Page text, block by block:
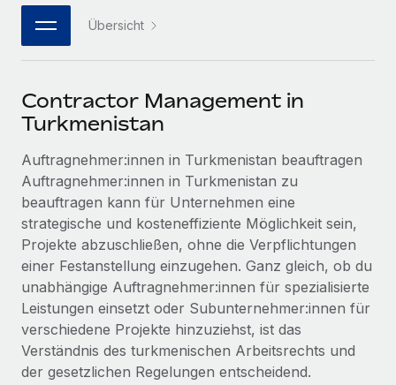
MCP
Integrationen
Tools
DIENSTLEISTUNGEN
Frag unsere Expert:innen
Hilfe von Expert:innen für globale HR & Compliance
Background-Checks
Einfacheres Bewerber:innen-Screening
Compliance Watchtower
Lückenlose Compliance
Geräteverwaltung
PARTNER WERDEN
Flexible Einbettung von Global-HR-Funktionen in deine
Partner werden
Remote Build
Beratung zu Integrationen und KI-Automatisierung
FALLSTUDIEN
So hat der KI-Vorreiter Weaviate sein Team mit
Remote um 120 % vergrößert
Weaviate auf einen Blick Weaviate entwickelt KI-basierte
Bibliothek für Stellenbeschreibungen
Webinare
Events
Newsroom
Informationen zu Gehältern und Qualifikationen
Insights Center
Hol dir Unterstützung
Alle Ressourcen anzeigen
BLOG
한국어 Übersicht
Contractor Management in
Turkmenistan
Auftragnehmer:innen in Turkmenistan beauftragen
Auftragnehmer:innen in Turkmenistan zu
beauftragen kann für Unternehmen eine
strategische und kosteneffiziente Möglichkeit sein,
Projekte abzuschließen, ohne die Verpflichtungen
einer Festanstellung einzugehen. Ganz gleich, ob du
unabhängige Auftragnehmer:innen für spezialisierte
Leistungen einsetzt oder Subunternehmer:innen für
verschiedene Projekte hinzuziehst, ist das
Verständnis des turkmenischen Arbeitsrechts und
der gesetzlichen Regelungen entscheidend.